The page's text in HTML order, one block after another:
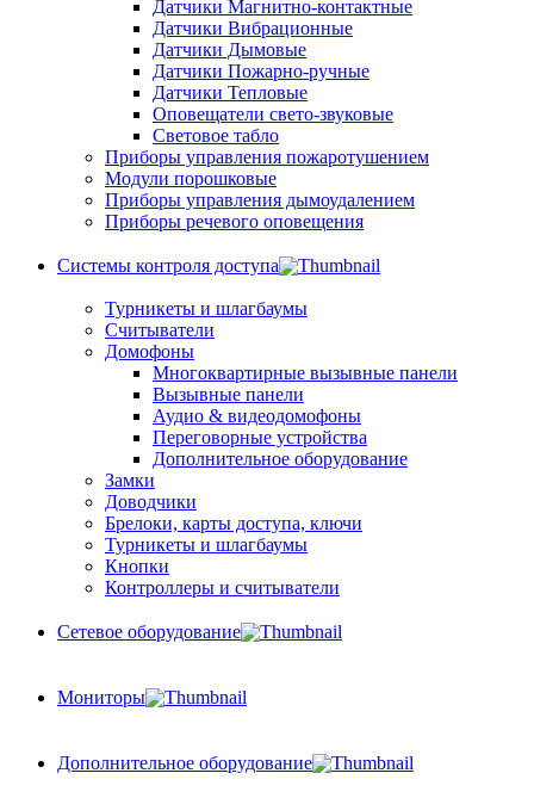
Датчики Магнитно-контактные
Датчики Вибрационные
Датчики Дымовые
Датчики Пожарно-ручные
Датчики Тепловые
Оповещатели свето-звуковые
Световое табло
Приборы управления пожаротушением
Модули порошковые
Приборы управления дымоудалением
Приборы речевого оповещения
Системы контроля доступа
Турникеты и шлагбаумы
Cчитыватели
Домофоны
Многоквартирные вызывные панели
Вызывные панели
Аудио & видеодомофоны
Переговорные устройства
Дополнительное оборудование
Замки
Доводчики
Брелоки, карты доступа, ключи
Турникеты и шлагбаумы
Кнопки
Контроллеры и считыватели
Сетевое оборудование
Мониторы
Дополнительное оборудование